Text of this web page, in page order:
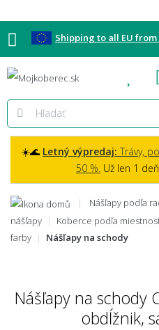
Shipping to all EU from
Blog
☀️🌊 Letný výpredaj: Trávy,
50 %. Už len 1
Nášľapy podľa
nášľapy
Koberce podľa
farby
Nášľapy na schody
Nášľapy na schody
obdĺžnik,